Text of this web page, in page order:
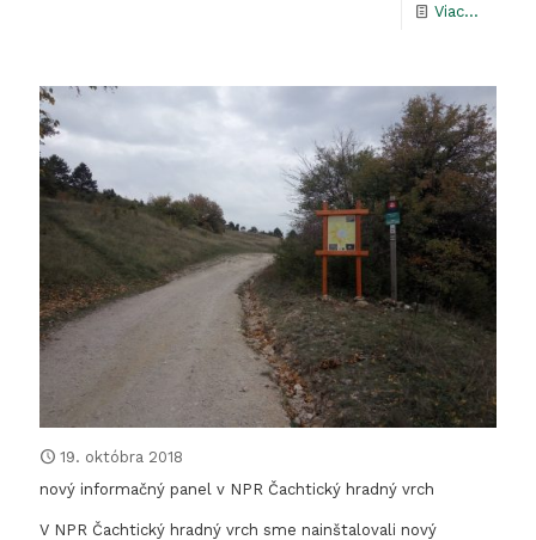
Viac...
19. októbra 2018
nový informačný panel v NPR Čachtický hradný vrch
V NPR Čachtický hradný vrch sme nainštalovali nový